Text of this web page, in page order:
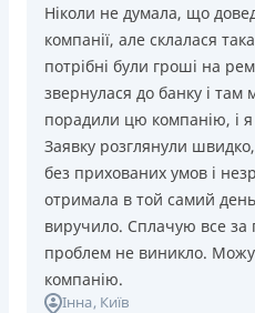
Ніколи не думала, що
компанії, але склалася
потрібні були гроші на
звернулася до банку і там
порадили цю компанію, і
Заявку розглянули
без прихованих умов і
отримала в той самий
виручило. Сплачую все за
проблем не виникло.
компанію.
Інна, Київ